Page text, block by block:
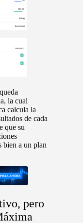
, la cual
calcula la
de cada
que su
bien a un plan
pero